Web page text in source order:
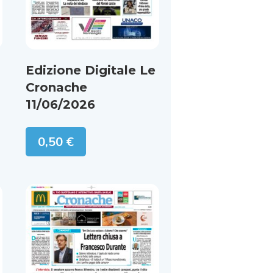
Edizione Digitale Le
Cronache
11/06/2026
0,50 €